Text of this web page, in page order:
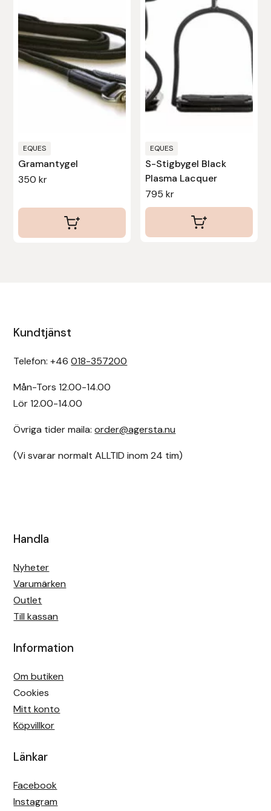
EQUES
Gramantygel
350kr
EQUES
S-Stigbygel Black
Plasma Lacquer
795 kr
Kundtjänst
Telefon: +46018-357200
Mån-Tors 12.00-14.00
Lör 12.00-14.00
Övriga tider maila:order@agersta.nu
(Vi svarar normalt ALLTID inom 24 tim)
Handla
Nyheter
Varumärken
Outlet
Till kassan
Information
Om butiken
Cookies
Mitt konto
Köpvillkor
Länkar
Facebook
Instagram
Uhip
Uvex
Walsh
Werkman Hoofcare
Willab
Wintec